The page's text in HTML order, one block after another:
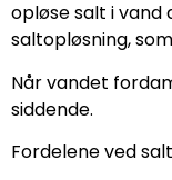
opløse salt i vand
saltopløsning,
Når vandet
siddende.
Fordelene ved